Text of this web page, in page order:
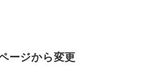
ージから変更